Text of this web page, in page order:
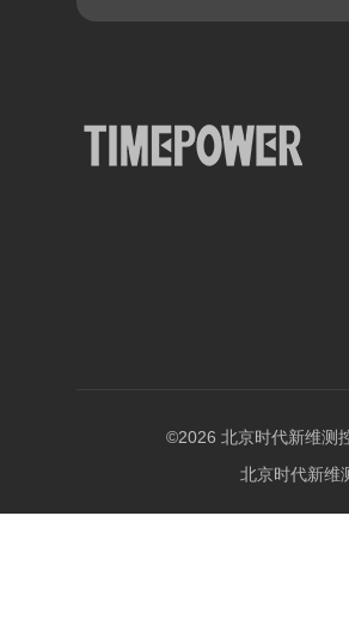
©2026 北京时代新维测
北京时代新维